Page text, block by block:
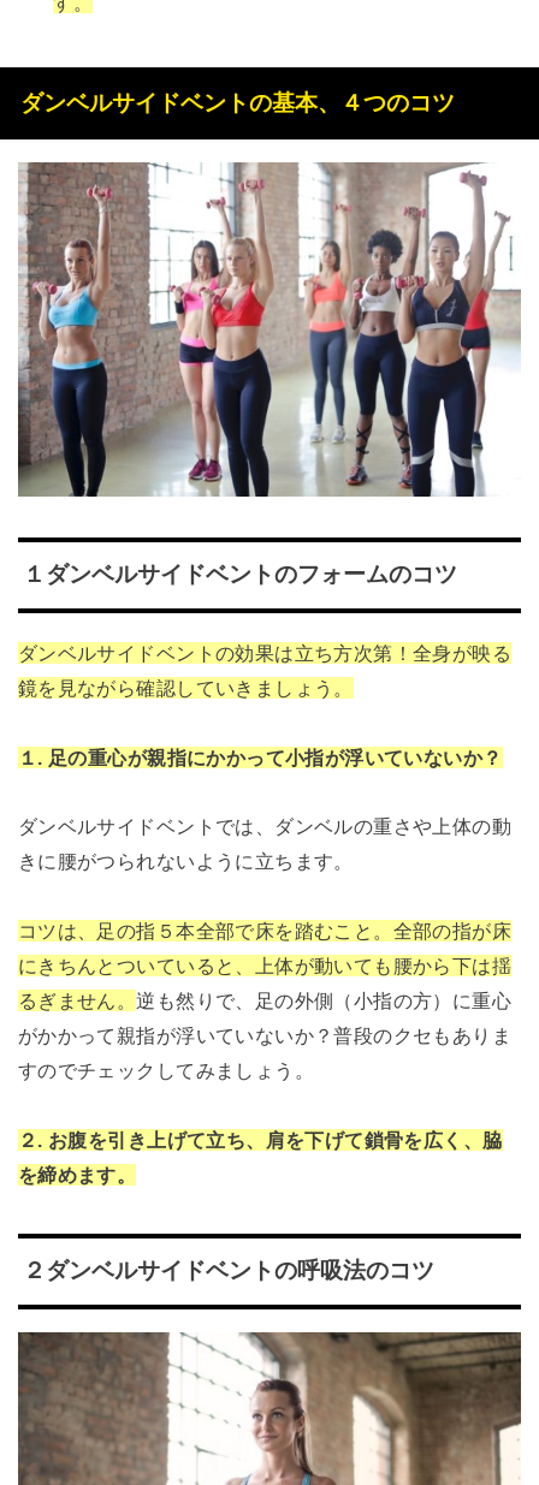
ダンベルサイドベントの基本、４つのコツ
１ダンベルサイドベントのフォームのコツ
ダンベルサイドベントの効果は立ち方次第！全身が映る
鏡を見ながら確認していきましょう。
１. 足の重心が親指にかかって小指が浮いていないか？
ダンベルサイドベントでは、ダンベルの重さや上体の動
きに腰がつられないように立ちます。
コツは、足の指５本全部で床を踏むこと。全部の指が床
にきちんとついていると、上体が動いても腰から下は揺
るぎません。逆も然りで、足の外側（小指の方）に重心
がかかって親指が浮いていないか？普段のクセもありま
すのでチェックしてみましょう。
２. お腹を引き上げて立ち、肩を下げて鎖骨を広く、脇
を締めます。
２ダンベルサイドベントの呼吸法のコツ